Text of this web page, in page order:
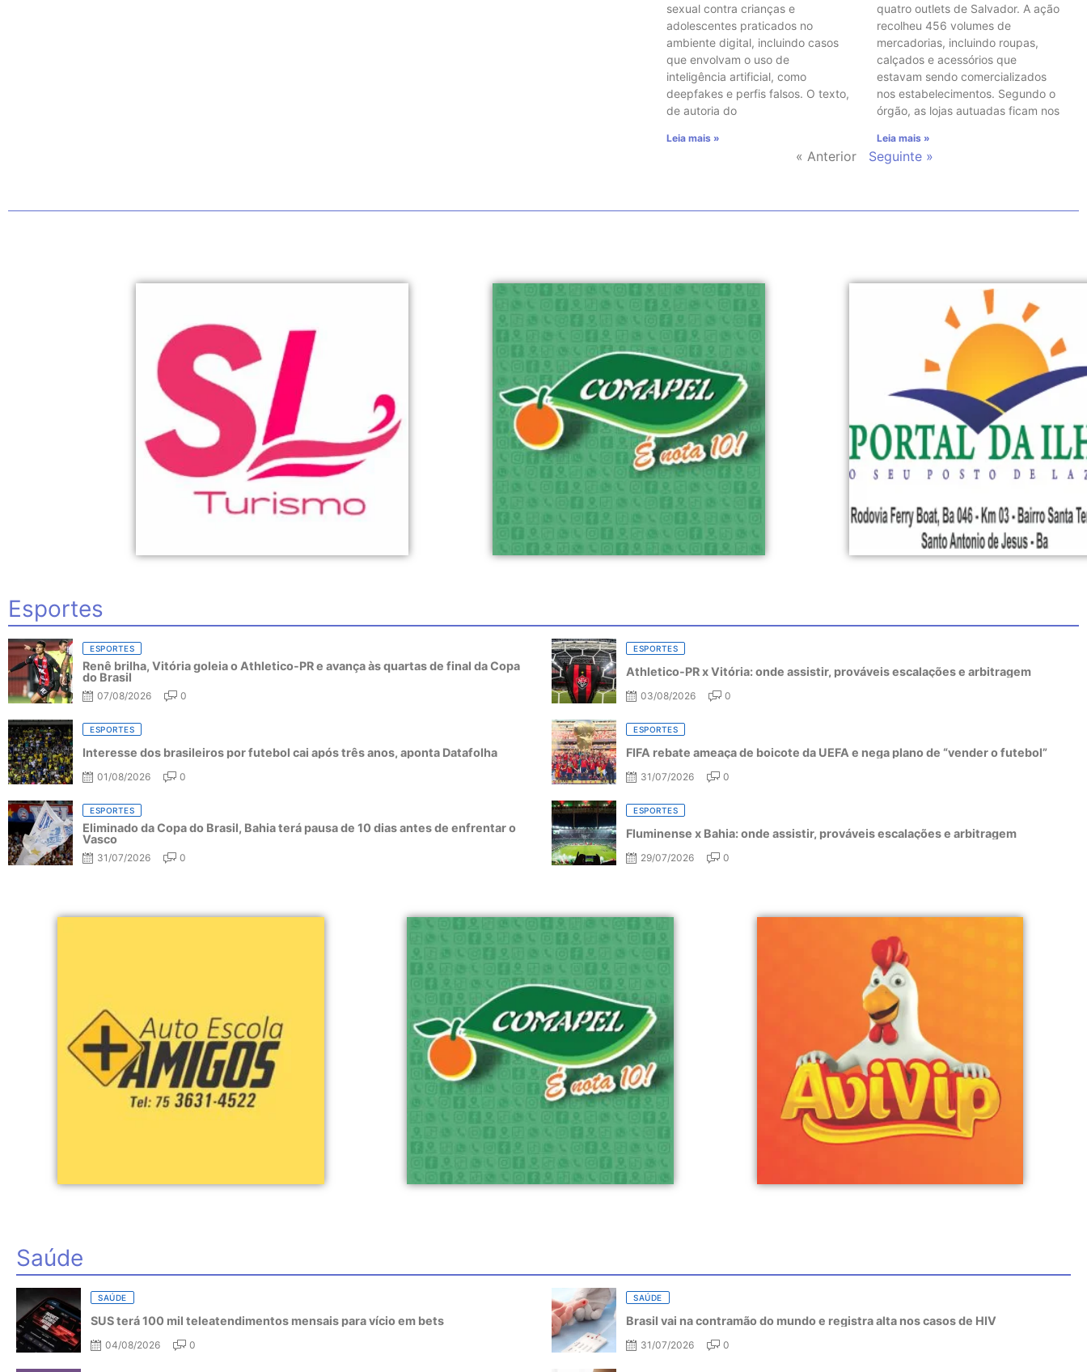
sexual contra crianças e
adolescentes praticados no
ambiente digital, incluindo casos
que envolvam o uso de
inteligência artificial, como
deepfakes e perfis falsos. O texto,
de autoria do
Leia mais »
quatro outlets de Salvador. A ação
recolheu 456 volumes de
mercadorias, incluindo roupas,
calçados e acessórios que
estavam sendo comercializados
nos estabelecimentos. Segundo o
órgão, as lojas autuadas ficam nos
Leia mais »
« Anterior Seguinte »
Esportes
ESPORTES
Renê brilha, Vitória goleia o Athletico-PR e avança às quartas de final da Copa
do Brasil
07/08/2026 0
ESPORTES
Athletico-PR x Vitória: onde assistir, prováveis escalações e arbitragem
03/08/2026 0
ESPORTES
Interesse dos brasileiros por futebol cai após três anos, aponta Datafolha
01/08/2026 0
ESPORTES
FIFA rebate ameaça de boicote da UEFA e nega plano de “vender o futebol”
31/07/2026 0
ESPORTES
Eliminado da Copa do Brasil, Bahia terá pausa de 10 dias antes de enfrentar o
Vasco
31/07/2026 0
ESPORTES
Fluminense x Bahia: onde assistir, prováveis escalações e arbitragem
29/07/2026 0
Saúde
SAÚDE
SUS terá 100 mil teleatendimentos mensais para vício em bets
04/08/2026 0
SAÚDE
Brasil vai na contramão do mundo e registra alta nos casos de HIV
31/07/2026 0